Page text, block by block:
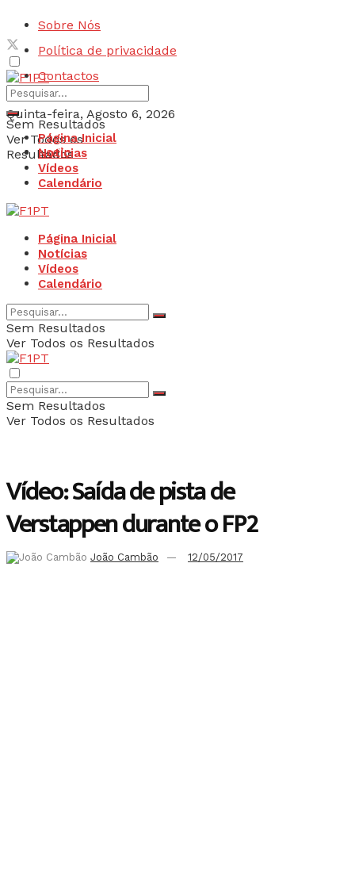
Sobre Nós
Política de privacidade
Contactos
Quinta-feira, Agosto 6, 2026
Login
Sem Resultados
Ver Todos os
Resultados
Página Inicial
Notícias
Vídeos
Calendário
Página Inicial
Notícias
Vídeos
Calendário
Sem Resultados
Ver Todos os Resultados
Sem Resultados
Ver Todos os Resultados
Vídeo: Saída de pista de
Verstappen durante o FP2
João Cambão 12/05/2017